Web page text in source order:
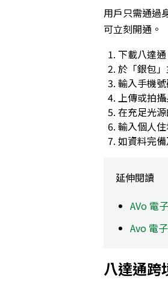
用戶只需通過
可立刻開通。
下載八達
於「銀包
輸入手機
上傳或拍
在充足光
輸入個人
如資料完
延伸閱讀
AVo 電
Avo 電
八達通跨